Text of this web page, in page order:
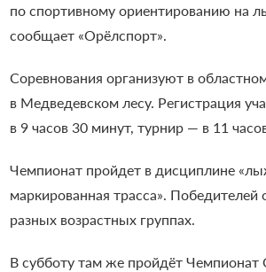
по спортивному ориентированию на
сообщает «Орёлспорт».
Соревнования организуют в
в Медведевском лесу. Регистрация
в 9 часов 30 минут, турнир — в 11
Чемпионат пройдет в дисциплине
маркированная трасса». Победителей
разных возрастных группах.
В субботу там же пройдёт